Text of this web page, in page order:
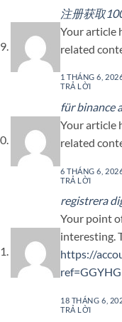
注册获取
Your article
related
1 THÁNG 6,
TRẢ LỜI
für binance
Your article
related
6 THÁNG 6,
TRẢ LỜI
registrera
Your point
interesting.
https://
18 THÁNG 6,
TRẢ LỜI